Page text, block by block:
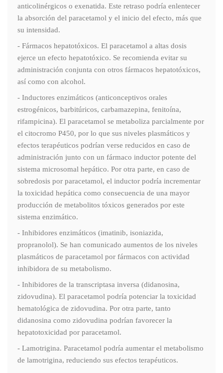
anticolinérgicos o exenatida. Este retraso podría enlentecer
la absorción del paracetamol y el inicio del efecto, más que
su intensidad.
- Fármacos hepatotóxicos. El paracetamol a altas dosis
ejerce un efecto hepatotóxico. Se recomienda evitar su
administración conjunta con otros fármacos hepatotóxicos,
así como con alcohol.
- Inductores enzimáticos (anticonceptivos orales
estrogénicos, barbitúricos, carbamazepina, fenitoína,
rifampicina). El paracetamol se metaboliza parcialmente por
el citocromo P450, por lo que sus niveles plasmáticos y
efectos terapéuticos podrían verse reducidos en caso de
administración junto con un fármaco inductor potente del
sistema microsomal hepático. Por otra parte, en caso de
sobredosis por paracetamol, el inductor podría incrementar
la toxicidad hepática como consecuencia de una mayor
producción de metabolitos tóxicos generados por este
sistema enzimático.
- Inhibidores enzimáticos (imatinib, isoniazida,
propranolol). Se han comunicado aumentos de los niveles
plasmáticos de paracetamol por fármacos con actividad
inhibidora de su metabolismo.
- Inhibidores de la transcriptasa inversa (didanosina,
zidovudina). El paracetamol podría potenciar la toxicidad
hematológica de zidovudina. Por otra parte, tanto
didanosina como zidovudina podrían favorecer la
hepatotoxicidad por paracetamol.
- Lamotrigina. Paracetamol podría aumentar el metabolismo
de lamotrigina, reduciendo sus efectos terapéuticos.